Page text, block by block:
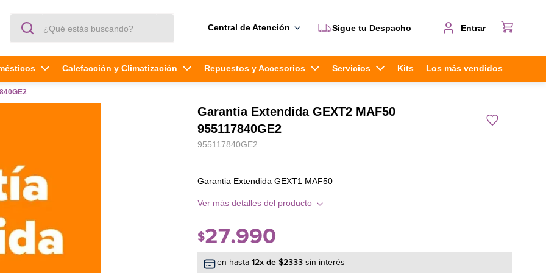
Central de Atención Sigue tu Despacho Entrar
Calefacción y Climatización Repuestos y Accesorios Servicios Kits Los más vendidos
Garantia Extendida GEXT2 MAF50
955117840GE2
955117840GE2
Garantia Extendida GEXT1 MAF50
Ver más detalles del producto
$27.990
en hasta 12x de $2333 sin interés